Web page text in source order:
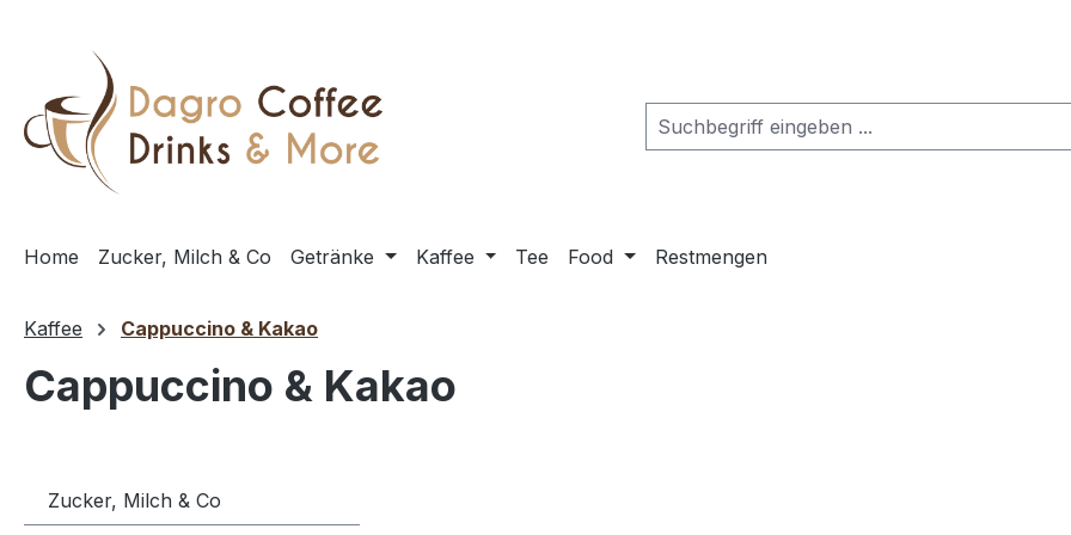
Home Zucker, Milch & Co Getränke Kaffee Tee Food Restmengen
Kaffee Cappuccino & Kakao
Cappuccino & Kakao
Zucker, Milch & Co